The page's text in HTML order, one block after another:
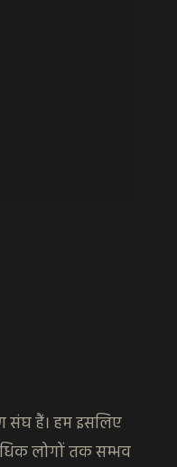
संघ हैं। हम इसलिए
लोगों तक सम्भव